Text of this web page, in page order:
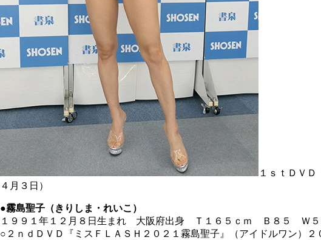
１ｓｔＤＶ
４月３日）
●霧島聖子（きりしま・れいこ）
１９９１年１２月８日生まれ 大阪府出身 Ｔ１６５ｃｍ Ｂ８５ Ｗ
○２ｎｄＤＶＤ『ミスＦＬＡＳＨ２０２１霧島聖子』（アイドルワン）２